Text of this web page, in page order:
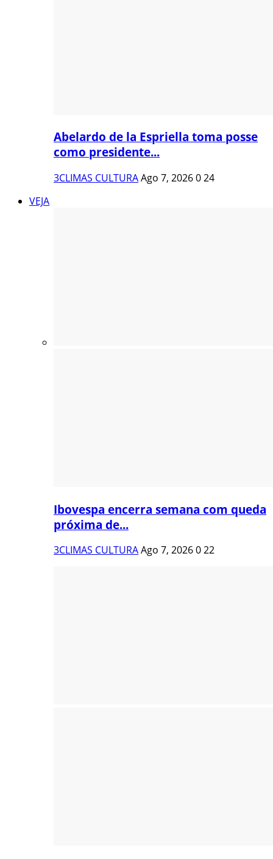
Abelardo de la Espriella toma posse
como presidente...
3CLIMAS CULTURAAgo 7, 2026024
VEJA
Ibovespa encerra semana com queda
próxima de...
3CLIMAS CULTURAAgo 7, 2026022